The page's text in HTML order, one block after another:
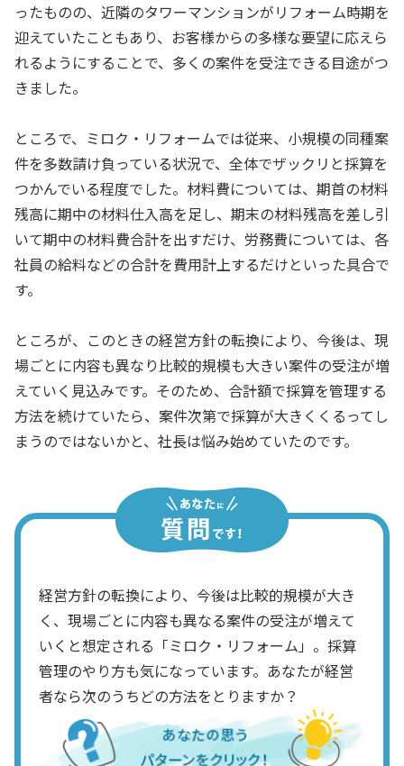
ったものの、近隣のタワーマンションがリフォーム時期を
迎えていたこともあり、お客様からの多様な要望に応えら
れるようにすることで、多くの案件を受注できる目途がつ
きました。
ところで、ミロク・リフォームでは従来、小規模の同種案
件を多数請け負っている状況で、全体でザックリと採算を
つかんでいる程度でした。材料費については、期首の材料
残高に期中の材料仕入高を足し、期末の材料残高を差し引
いて期中の材料費合計を出すだけ、労務費については、各
社員の給料などの合計を費用計上するだけといった具合で
す。
ところが、このときの経営方針の転換により、今後は、現
場ごとに内容も異なり比較的規模も大きい案件の受注が増
えていく見込みです。そのため、合計額で採算を管理する
方法を続けていたら、案件次第で採算が大きくくるってし
まうのではないかと、社長は悩み始めていたのです。
経営方針の転換により、今後は比較的規模が大き
く、現場ごとに内容も異なる案件の受注が増えて
いくと想定される「ミロク・リフォーム」。採算
管理のやり方も気になっています。あなたが経営
者なら次のうちどの方法をとりますか？